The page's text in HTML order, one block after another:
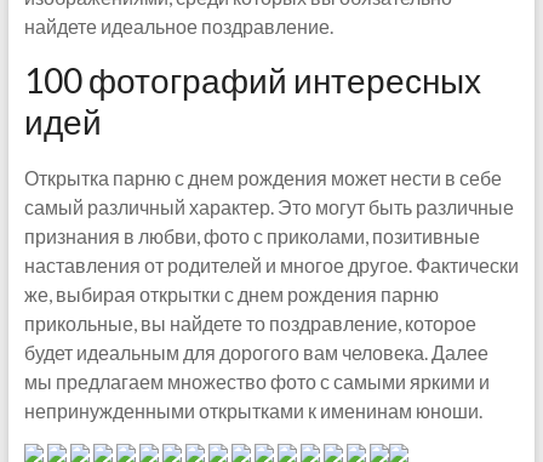
найдете идеальное поздравление.
100 фотографий интересных
идей
Открытка парню с днем рождения может нести в себе
самый различный характер. Это могут быть различные
признания в любви, фото с приколами, позитивные
наставления от родителей и многое другое. Фактически
же, выбирая открытки с днем рождения парню
прикольные, вы найдете то поздравление, которое
будет идеальным для дорогого вам человека. Далее
мы предлагаем множество фото с самыми яркими и
непринужденными открытками к именинам юноши.